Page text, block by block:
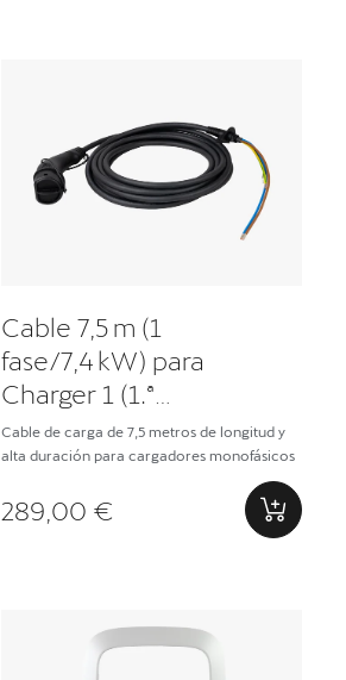
Cable 7,5 m (1
fase/7,4 kW) para
Charger 1 (1.ª
generación)
Cable de carga de 7,5 metros de longitud y
alta duración para cargadores monofásicos
289,00 €